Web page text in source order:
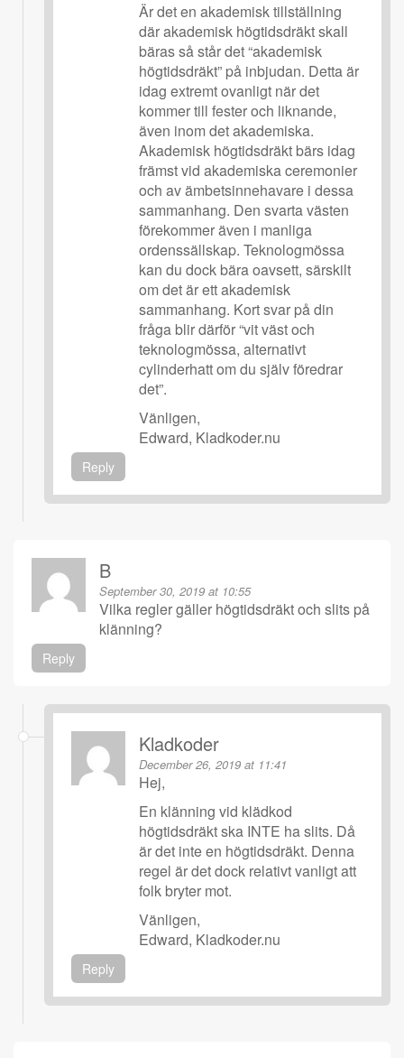
Är det en akademisk tillställning
där akademisk högtidsdräkt skall
bäras så står det “akademisk
högtidsdräkt” på inbjudan. Detta är
idag extremt ovanligt när det
kommer till fester och liknande,
även inom det akademiska.
Akademisk högtidsdräkt bärs idag
främst vid akademiska ceremonier
och av ämbetsinnehavare i dessa
sammanhang. Den svarta västen
förekommer även i manliga
ordenssällskap. Teknologmössa
kan du dock bära oavsett, särskilt
om det är ett akademisk
sammanhang. Kort svar på din
fråga blir därför “vit väst och
teknologmössa, alternativt
cylinderhatt om du själv föredrar
det”.
Vänligen,
Edward, Kladkoder.nu
Reply
B
September 30, 2019 at 10:55
Vilka regler gäller högtidsdräkt och slits på
klänning?
Reply
Kladkoder
December 26, 2019 at 11:41
Hej,
En klänning vid klädkod
högtidsdräkt ska INTE ha slits. Då
är det inte en högtidsdräkt. Denna
regel är det dock relativt vanligt att
folk bryter mot.
Vänligen,
Edward, Kladkoder.nu
Reply